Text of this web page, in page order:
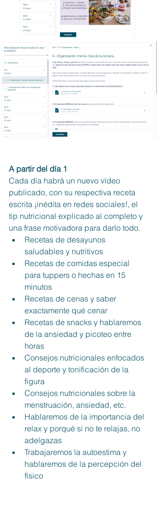
A partir del día 1
Cada día habrá un nuevo vídeo
publicado, con su respectiva receta
escrita ¡inédita en redes sociales!, el
tip nutricional explicado al completo y
una frase motivadora para darlo todo.
Recetas de desayunos
saludables y nutritivos
Recetas de comidas especial
para tuppers o hechas en 15
minutos
Recetas de cenas y saber
exactamente qué cenar
Recetas de snacks y hablaremos
de la ansiedad y picoteo entre
horas
Consejos nutricionales enfocados
al deporte y tonificación de la
figura
Consejos nutricionales sobre la
menstruación, ansiedad, etc.
Hablaremos de la importancia del
relax y porqué si no te relajas, no
adelgazas
Trabajaremos la autoestima y
hablaremos de la percepción del
físico